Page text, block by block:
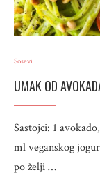
Sosevi
UMAK OD
Sastojci: 1
ml veganskog
po želji …